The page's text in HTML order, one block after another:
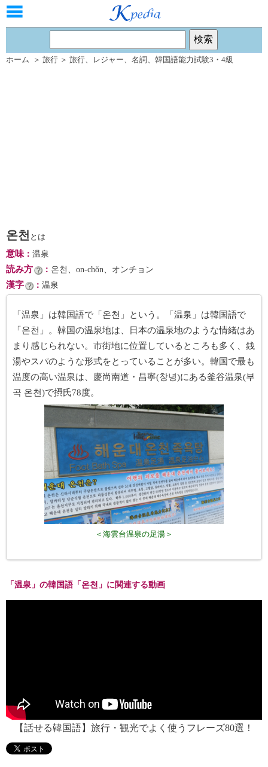
ホーム ＞ 旅行 ＞ 旅行、 レジャー、 名詞 、 韓国語能力試験3・4級
온천 とは
意味： 温泉
読み方 ： 온천、on-chŏn、オンチョン
漢字 ： 温泉
「温泉」は韓国語で「온천」という。「温泉」は韓国語で
「온천」。韓国の温泉地は、日本の温泉地のような情緒はあ
まり感じられない。市街地に位置しているところも多く、銭
湯やスパのような形式をとっていることが多い。韓国で最も
温度の高い温泉は、慶尚南道・昌寧(창녕)にある釜谷温泉(부
곡 온천)で摂氏78度。
＜海雲台温泉の足湯＞
「温泉」の韓国語「온천」に関連する動画
【話せる韓国語】旅行・観光でよく使うフレーズ80選！